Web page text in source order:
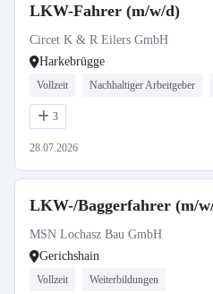
LKW-Fahrer (m/w/d)
Circet K & R Eilers GmbH
Harkebrügge
Vollzeit Nachhaltiger Arbeitgeber
3
28.07.2026
LKW-/Baggerfahrer (m/
MSN Lochasz Bau GmbH
Gerichshain
Vollzeit Weiterbildungen